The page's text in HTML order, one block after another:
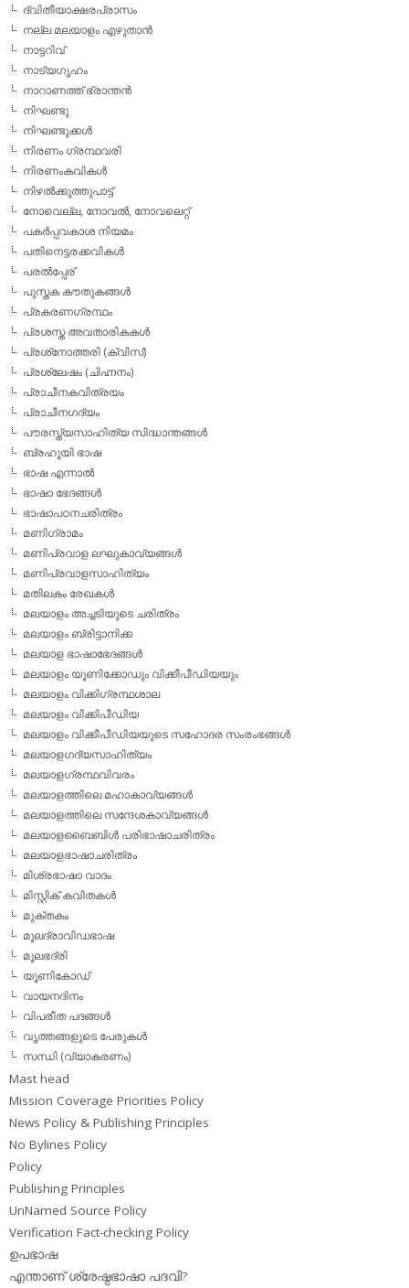
ദ്വിതീയാക്ഷരപ്രാസം
നല്ല മലയാളം എഴുതാന്‍
നാട്ടറിവ്
നാട്യഗൃഹം
നാറാണത്ത് ഭ്രാന്തന്‍
നിഘണ്ടു
നിഘണ്ടുക്കള്‍
നിരണം ഗ്രന്ഥവരി
നിരണംകവികള്‍
നിഴല്‍ക്കുത്തുപാട്ട്
നോവെല്ല, നോവല്‍, നോവലെറ്റ്
പകര്‍പ്പവകാശ നിയമം
പതിനെട്ടരക്കവികള്‍
പരല്‍പ്പേര്
പുസ്തക കൗതുകങ്ങള്‍
പ്രകരണഗ്രന്ഥം
പ്രശസ്ത അവതാരികകള്‍
പ്രശ്‌നോത്തരി (ക്വിസ്)
പ്രശ്ലേഷം (ചിഹ്നനം)
പ്രാചീനകവിത്രയം
പ്രാചീനഗദ്യം
പൗരസ്ത്യസാഹിത്യ സിദ്ധാന്തങ്ങള്‍
ബ്രഹൂയി ഭാഷ
ഭാഷ എന്നാല്‍
ഭാഷാ ഭേദങ്ങള്‍
ഭാഷാപഠനചരിത്രം
മണിഗ്രാമം
മണിപ്രവാള ലഘുകാവ്യങ്ങള്‍
മണിപ്രവാളസാഹിത്യം
മതിലകം രേഖകള്‍
മലയാളം അച്ചടിയുടെ ചരിത്രം
മലയാളം ബ്രിട്ടാനിക്ക
മലയാള ഭാഷാഭേദങ്ങള്‍
മലയാളം യൂണിക്കോഡും വിക്കീപീഡിയയും
മലയാളം വിക്കിഗ്രന്ഥശാല
മലയാളം വിക്കിപീഡിയ
മലയാളം വിക്കീപീഡിയയുടെ സഹോദര സംരംഭങ്ങള്‍
മലയാളഗദ്യസാഹിത്യം
മലയാളഗ്രന്ഥവിവരം
മലയാളത്തിലെ മഹാകാവ്യങ്ങള്‍
മലയാളത്തിലെ സന്ദേശകാവ്യങ്ങള്‍
മലയാളബൈബിള്‍ പരിഭാഷാചരിത്രം
മലയാളഭാഷാചരിത്രം
മിശ്രഭാഷാ വാദം
മിസ്റ്റിക് കവിതകള്‍
മുക്തകം
മൂലദ്രാവിഡഭാഷ
മൂലഭദ്രി
യൂണികോഡ്
വായനദിനം
വിപരീത പദങ്ങള്‍
വൃത്തങ്ങളുടെ പേരുകള്‍
സന്ധി (വ്യാകരണം)
Mast head
Mission Coverage Priorities Policy
News Policy & Publishing Principles
No Bylines Policy
Policy
Publishing Principles
UnNamed Source Policy
Verification Fact-checking Policy
ഉപഭാഷ
എന്താണ് ശ്രേഷ്ഠഭാഷാ പദവി?